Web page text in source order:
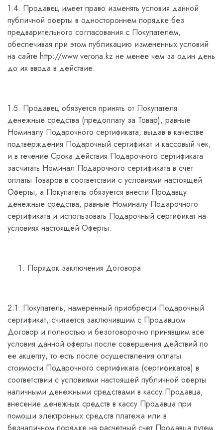
1.4. Продавец имеет право изменять условия данной
публичной оферты в одностороннем порядке без
предварительного согласования с Покупателем,
обеспечивая при этом публикацию измененных условий
на сайте http://www.verona.kz не менее чем за один день
до их ввода в действие.
1.5. Продавец обязуется принять от Покупателя
денежные средства (предоплату за Товар), равные
Номиналу Подарочного сертификата, выдав в качестве
подтверждения Подарочный сертификат и кассовый чек,
и в течение Срока действия Подарочного сертификата
засчитать Номинал Подарочного сертификата в счет
оплаты Товаров в соответствии с условиями настоящей
Оферты, а Покупатель обязуется внести Продавцу
денежные средства, равные Номиналу Подарочного
сертификата и использовать Подарочный сертификат на
условиях настоящей Оферты.
Порядок заключения Договора
2.1. Покупатель, намеренный приобрести Подарочный
сертификат, считается заключившим с Продавцом
Договор и полностью и безоговорочно принявшим все
условия данной оферты после совершения действий по
ее акцепту, то есть после осуществления оплаты
стоимости Подарочного сертификата (сертификатов) в
соответствии с условиями настоящей публичной оферты
наличными денежными средствами в кассу Продавца,
внесение денежных средств в кассу Продавца при
помощи электронных средств платежа или в